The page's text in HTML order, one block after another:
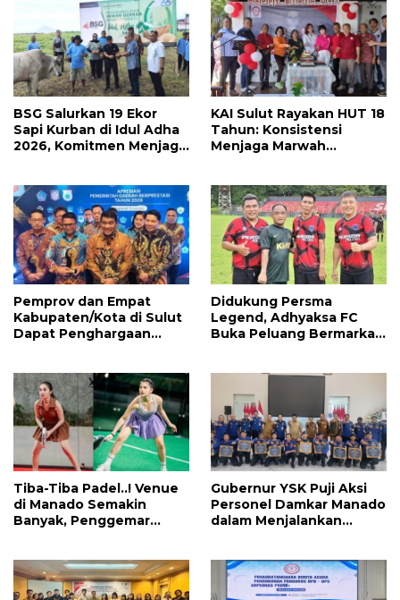
BSG Salurkan 19 Ekor
Sapi Kurban di Idul Adha
2026, Komitmen Menjaga
KAI Sulut Rayakan HUT 18
Tahun: Konsistensi
Menjaga Marwah
Maju
Pemprov dan Empat
Kabupaten/Kota di Sulut
Dapat Penghargaan
Didukung Persma
Legend, Adhyaksa FC
Buka Peluang Bermarkas
Tiba-Tiba Padel..! Venue
di Manado Semakin
Banyak, Penggemar
Gubernur YSK Puji Aksi
Personel Damkar Manado
dalam Menjalankan